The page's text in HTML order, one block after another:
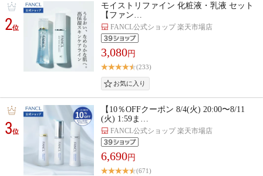
2位
モイストリファイン 化粧液・乳液 セット
【ファン…
FANCL公式ショップ 楽天市場店
3,080円
(233)
3位
【10％OFFクーポン 8/4(火) 20:00〜8/11
(火) 1:59ま…
FANCL公式ショップ 楽天市場店
6,690円
(671)